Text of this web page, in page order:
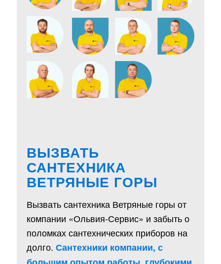
ВЫЗВАТЬ
САНТЕХНИКА
ВЕТРЯНЫЕ ГОРЫ
Вызвать сантехника Ветряные горы от
компании «Ольвия-Сервис» и забыть о
поломках сантехнических приборов на
долго. Сантехники компании, с